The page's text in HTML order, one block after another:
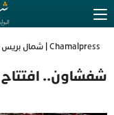
Chamalpress | شمال بريس
شفشاون.. افتتاح